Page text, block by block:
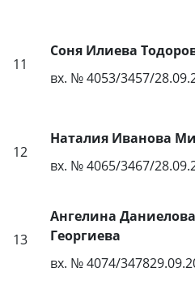
11
Соня Илиева
вх. № 4053/3457/
12
Наталия Иванова
вх. № 4065/3467/
13
Ангелина Даниелова
Георгиева
вх. № 4074/